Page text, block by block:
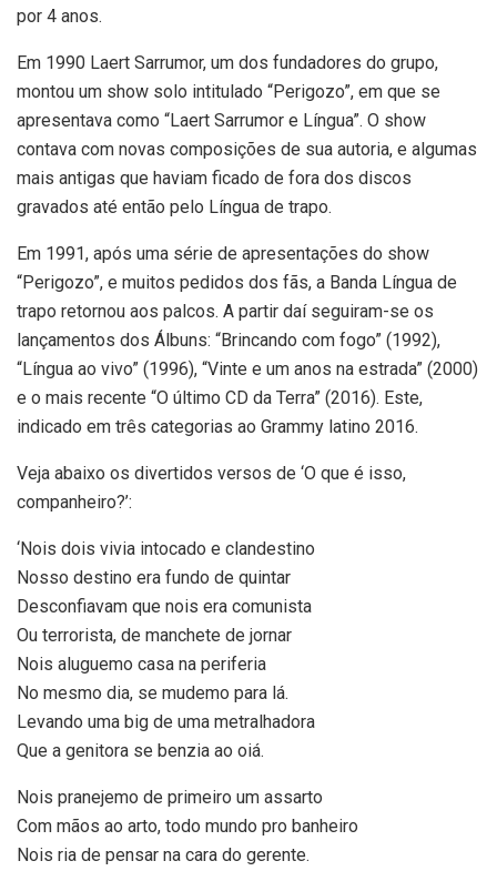
por 4 anos.
Em 1990 Laert Sarrumor, um dos fundadores do grupo,
montou um show solo intitulado “Perigozo”, em que se
apresentava como “Laert Sarrumor e Língua”. O show
contava com novas composições de sua autoria, e algumas
mais antigas que haviam ficado de fora dos discos
gravados até então pelo Língua de trapo.
Em 1991, após uma série de apresentações do show
“Perigozo”, e muitos pedidos dos fãs, a Banda Língua de
trapo retornou aos palcos. A partir daí seguiram-se os
lançamentos dos Álbuns: “Brincando com fogo” (1992),
“Língua ao vivo” (1996), “Vinte e um anos na estrada” (2000)
e o mais recente “O último CD da Terra” (2016). Este,
indicado em três categorias ao Grammy latino 2016.
Veja abaixo os divertidos versos de ‘O que é isso,
companheiro?’:
‘Nois dois vivia intocado e clandestino
Nosso destino era fundo de quintar
Desconfiavam que nois era comunista
Ou terrorista, de manchete de jornar
Nois aluguemo casa na periferia
No mesmo dia, se mudemo para lá.
Levando uma big de uma metralhadora
Que a genitora se benzia ao oiá.
Nois pranejemo de primeiro um assarto
Com mãos ao arto, todo mundo pro banheiro
Nois ria de pensar na cara do gerente.